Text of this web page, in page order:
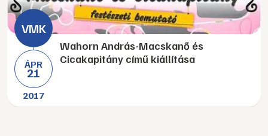
ÁPR
21
2017
Wahorn András-Macskanő és
Cicakapitány című kiállítása